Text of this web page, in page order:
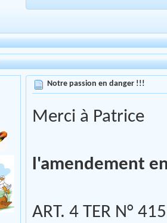
Notre passion en danger !!!
Merci à Patrice
l'amendement
ART. 4 TER N° 415